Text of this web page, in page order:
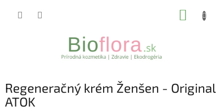
Regeneračný krém Ženšen - Original
ATOK